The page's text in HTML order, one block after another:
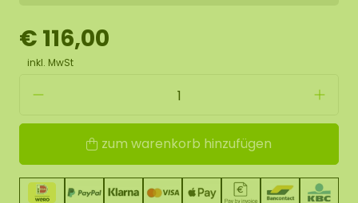
€ 116,00
inkl. MwSt
zum warenkorb hinzufügen